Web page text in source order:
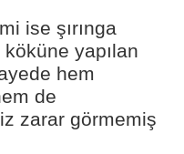
ise şırınga
yapılan
hem
de
zarar görmemiş